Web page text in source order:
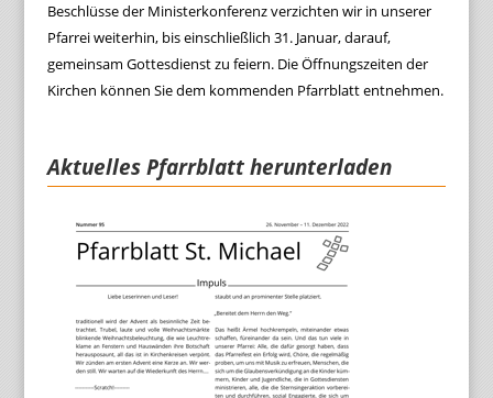
Beschlüsse der Ministerkonferenz verzichten wir in unserer
Pfarrei weiterhin, bis einschließlich 31. Januar, darauf,
gemeinsam Gottesdienst zu feiern. Die Öffnungszeiten der
Kirchen können Sie dem kommenden Pfarrblatt entnehmen.
Aktuelles Pfarrblatt herunterladen